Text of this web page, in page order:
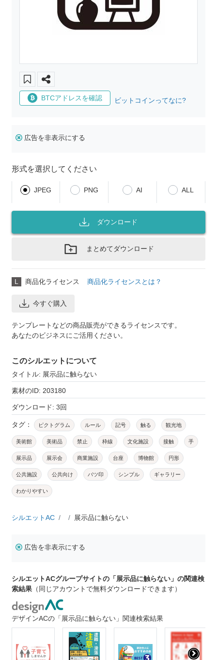
BTCアドレスを確認 ビットコインってなに?
広告を非表示にする
形式を選択してください
JPEG PNG AI ALL
ダウンロード
まとめてダウンロード
L 商品化ライセンス 商品化ライセンスとは？
今すぐ購入
テンプレートなどの商品販売ができるライセンスです。
あなたのビジネスにご活用ください。
このシルエットについて
タイトル: 展示品に触らない
素材のID: 203180
ダウンロード: 3回
タグ： ピクトグラム ルール 記号 触る 観光地
美術館 美術品 禁止 枠線 文化施設 接触 手
展示品 展示会 商業施設 台座 博物館 円形
公共施設 公共向け バツ印 シンプル ギャラリー
わかりやすい
シルエットAC 展示品に触らない
広告を非表示にする
シルエットACグループサイトの「展示品に触らない」の関連検
索結果 （同じアカウントで無料ダウンロードできます）
デザインACの「展示品に触らない」関連検索結果